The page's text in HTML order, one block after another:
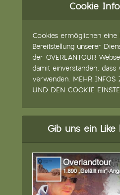
Cookie
Cookies ermöglichen eine
Bereitstellung unserer
der OVERLANTOUR
damit einverstanden, dass
verwenden. MEHR INFOS
UND DEN COOKIE
Gib uns ein Like